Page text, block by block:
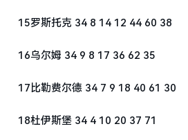
15罗斯托克 34 8 14 12 44 60 38
16乌尔姆 34 9 8 17 36 62 35
17比勒费尔德 34 7 9 18 40 61 30
18杜伊斯堡 34 4 10 20 37 71